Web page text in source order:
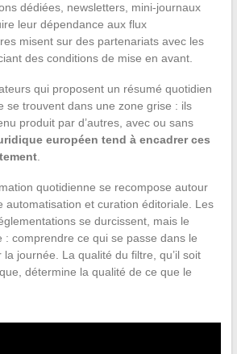
dédiées, newsletters, mini-journaux
leur dépendance aux flux
misent sur des partenariats avec les
des conditions de mise en avant.
qui proposent un résumé quotidien
se trouvent dans une zone grise : ils
produit par d’autres, avec ou sans
européen tend à encadrer ces
.
quotidienne se recompose autour
automatisation et curation éditoriale. Les
se durcissent, mais le
: comprendre ce qui se passe dans le
journée. La qualité du filtre, qu’il soit
détermine la qualité de ce que le